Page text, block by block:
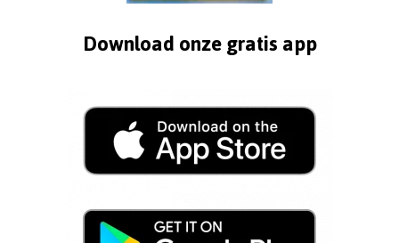
Download onze gratis app